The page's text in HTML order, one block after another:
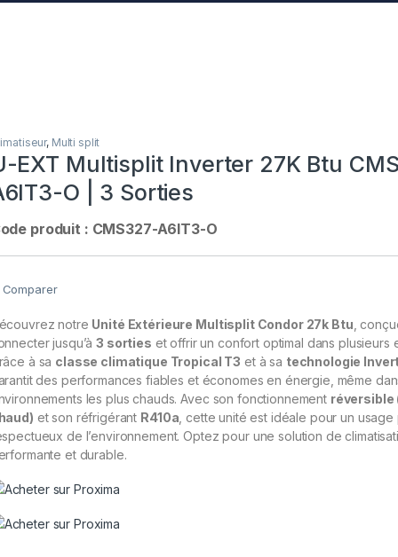
, Multi split
EXT Multisplit Inverter 27K Btu
O | 3 Sorties
produit : CMS327-A6IT3-O
Comparer
notre Unité Extérieure Multisplit Condor 27k Btu,
jusqu’à3 sorties et offrir un confort optimal dans plusieurs
à sa classe climatique Tropical T3 et à sa technologie
des performances fiables et économes en énergie, même
les plus chauds. Avec son fonctionnement réversible
et son réfrigérant R410a, cette unité est idéale pour un
de l’environnement. Optez pour une solution de
et durable.